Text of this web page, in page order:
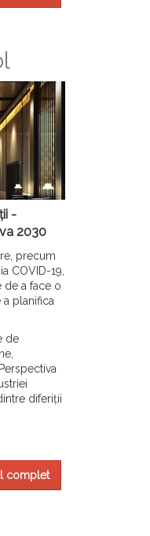
-
2030
precum
COVID-19,
de a face o
planifica
de
diferiții
complet